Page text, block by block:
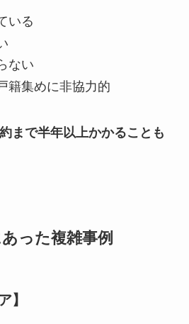
いる
ない
籍集めに非協力的
まで半年以上かかることも
った複雑事例
】